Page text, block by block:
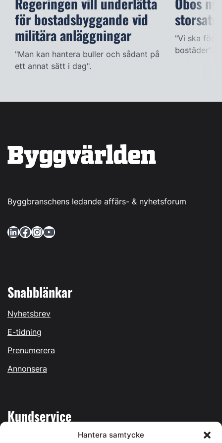
Hantera samtycke
för bostadsbyggande vid
militära anläggningar
"Man kan hantera buller och sådant på
ett annat sätt i dag".
"Vi ska
bostäder".
Byggbranschens ledande affärs- & nyhetsforum
LinkedIn Facebook InstagramYouTube
Snabblänkar
Nyhetsbrev
E-tidning
Prenumerera
Annonsera
Kundservice